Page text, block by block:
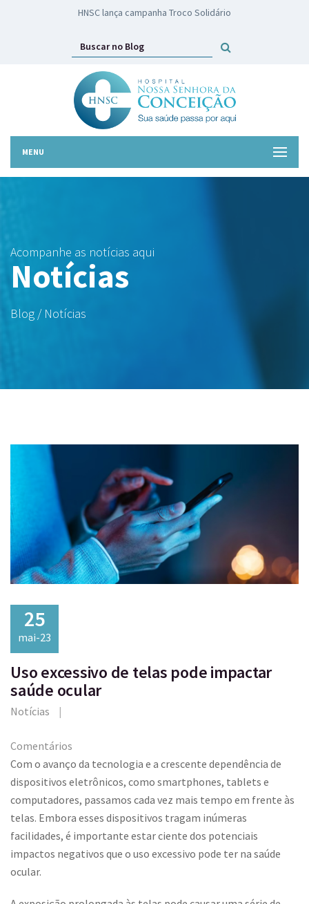
HNSC lança campanha Troco Solidário
MENU
Acompanhe as notícias aqui
Notícias
Blog / Notícias
25
mai-23
Uso excessivo de telas pode impactar
saúde ocular
Notícias
Comentários
Com o avanço da tecnologia e a crescente dependência de
dispositivos eletrônicos, como smartphones, tablets e
computadores, passamos cada vez mais tempo em frente às
telas. Embora esses dispositivos tragam inúmeras
facilidades, é importante estar ciente dos potenciais
impactos negativos que o uso excessivo pode ter na saúde
ocular.